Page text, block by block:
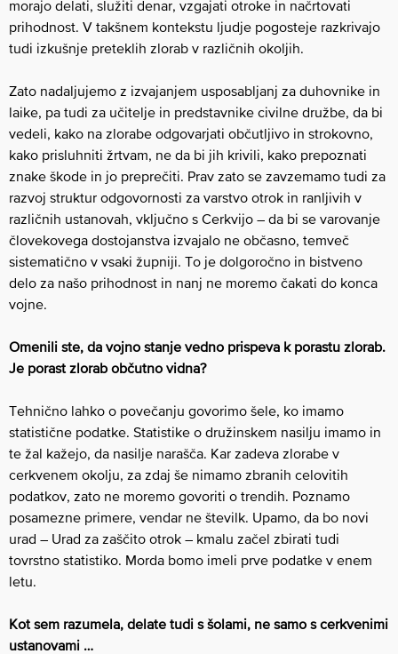
morajo delati, služiti denar, vzgajati otroke in načrtovati
prihodnost. V takšnem kontekstu ljudje pogosteje razkrivajo
tudi izkušnje preteklih zlorab v različnih okoljih.
Zato nadaljujemo z izvajanjem usposabljanj za duhovnike in
laike, pa tudi za učitelje in predstavnike civilne družbe, da bi
vedeli, kako na zlorabe odgovarjati občutljivo in strokovno,
kako prisluhniti žrtvam, ne da bi jih krivili, kako prepoznati
znake škode in jo preprečiti. Prav zato se zavzemamo tudi za
razvoj struktur odgovornosti za varstvo otrok in ranljivih v
različnih ustanovah, vključno s Cerkvijo – da bi se varovanje
človekovega dostojanstva izvajalo ne občasno, temveč
sistematično v vsaki župniji. To je dolgoročno in bistveno
delo za našo prihodnost in nanj ne moremo čakati do konca
vojne.
Omenili ste, da vojno stanje vedno prispeva k porastu zlorab.
Je porast zlorab občutno vidna?
Tehnično lahko o povečanju govorimo šele, ko imamo
statistične podatke. Statistike o družinskem nasilju imamo in
te žal kažejo, da nasilje narašča. Kar zadeva zlorabe v
cerkvenem okolju, za zdaj še nimamo zbranih celovitih
podatkov, zato ne moremo govoriti o trendih. Poznamo
posamezne primere, vendar ne številk. Upamo, da bo novi
urad – Urad za zaščito otrok – kmalu začel zbirati tudi
tovrstno statistiko. Morda bomo imeli prve podatke v enem
letu.
Kot sem razumela, delate tudi s šolami, ne samo s cerkvenimi
ustanovami …